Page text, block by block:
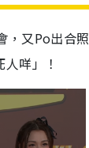
，又Po出合照
咩」！